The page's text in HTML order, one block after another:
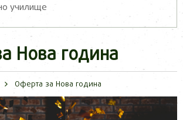
училище
Нова година
Оферта за Нова година